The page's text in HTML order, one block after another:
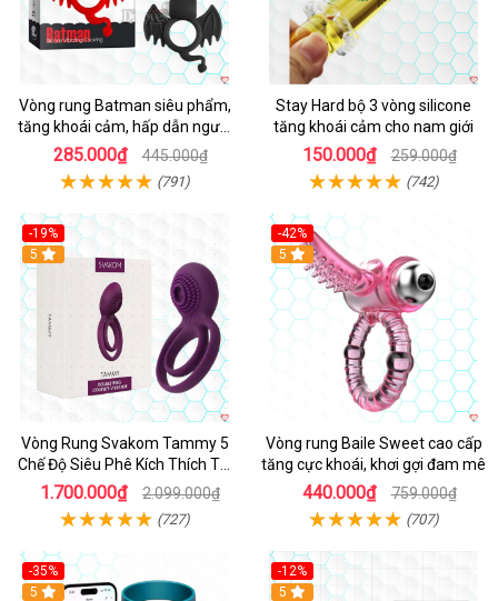
Vòng rung Batman siêu phẩm,
tăng khoái cảm, hấp dẫn người
dùng
285.000₫ 445.000₫
(791)
Stay Hard bộ 3 vòng silicone
tăng khoái cảm cho nam giới
150.000₫ 259.000₫
(742)
-19%
5
Vòng Rung Svakom Tammy 5
Chế Độ Siêu Phê Kích Thích Tối
Đa
1.700.000₫ 2.099.000₫
(727)
-42%
5
Vòng rung Baile Sweet cao cấp
tăng cực khoái, khơi gợi đam mê
440.000₫ 759.000₫
(707)
-35%
Hot
5
-12%
5